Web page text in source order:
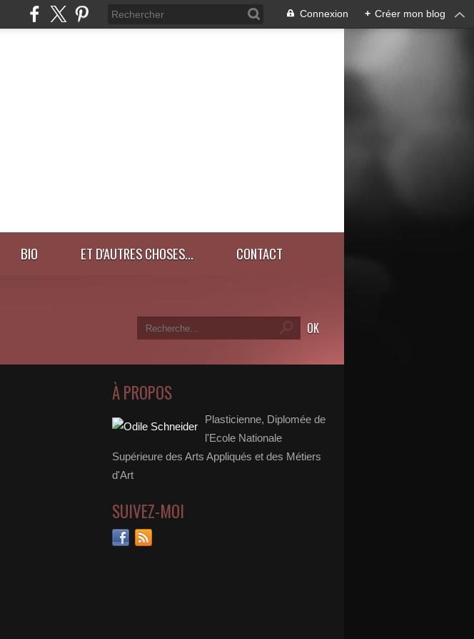
Connexion + Créer mon blog
BIO ET D'AUTRES CHOSES... CONTACT
À PROPOS
Plasticienne, Diplomée de
l'Ecole Nationale
Supérieure des Arts Appliqués et des Métiers
d'Art
SUIVEZ-MOI